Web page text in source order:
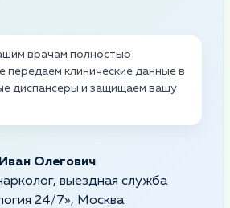
врачам полностью
передаем клинические данные в
диспансеры и защищаем вашу
Олегович
выездная служба
24/7», Москва